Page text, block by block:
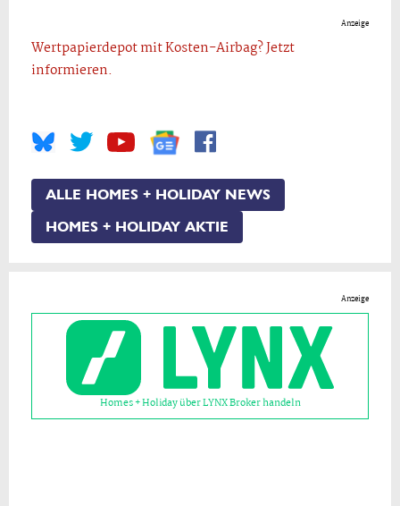
Anzeige
Wertpapierdepot mit Kosten-Airbag? Jetzt
informieren.
ALLE HOMES + HOLIDAY NEWS
HOMES + HOLIDAY AKTIE
Anzeige
Homes + Holiday über LYNX Broker handeln